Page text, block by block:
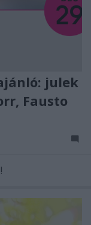
julek
Fausto